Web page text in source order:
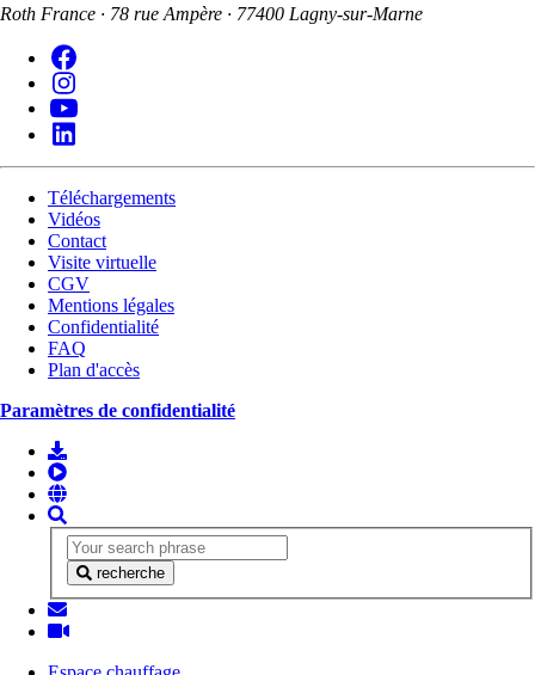
Roth France · 78 rue Ampère · 77400 Lagny-sur-Marne
Téléchargements
Vidéos
Contact
Visite virtuelle
CGV
Mentions légales
Confidentialité
FAQ
Plan d'accès
Paramètres de confidentialité
recherche